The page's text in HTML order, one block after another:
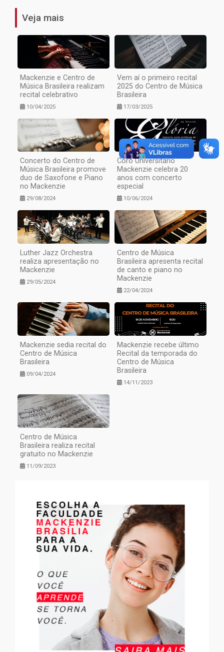
Veja mais
Mackenzie e Centro de
Música Brasileira realizam
recital celebrativo
10/04/2025
Vem aí o primeiro recital
2025 do Centro de Música
Brasileira
17/03/2025
Concerto do Centro de
Música Brasileira promove
duo de Saxofone e Piano
no Mackenzie
29/08/2024
Coro Universitário
Mackenzie celebra 20
anos com concerto
especial
10/06/2024
Luther Jazz Orchestra
realiza apresentação no
Mackenzie
29/05/2024
Centro de Música
Brasileira apresenta recital
de canto e piano no
Mackenzie
22/04/2024
Mackenzie sedia recital do
Centro de Música
Brasileira
09/04/2024
Mackenzie recebe último
Recital da temporada do
Centro de Música
Brasileira
14/11/2023
Centro de Música
Brasileira realiza recital
gratuito no Mackenzie
11/09/2023